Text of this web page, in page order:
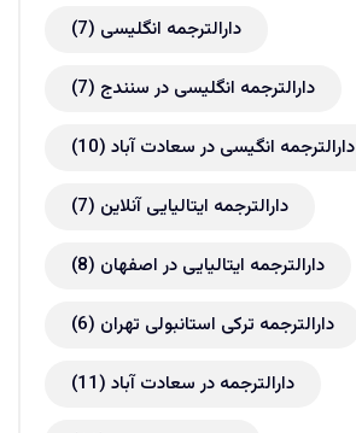
دارالترجمه انگلیسی (7)
دارالترجمه انگلیسی در سنندج (7)
دارالترجمه انگیسی در سعادت آباد (10)
دارالترجمه ایتالیایی آنلاین (7)
دارالترجمه ایتالیایی در اصفهان (8)
دارالترجمه ترکی استانبولی تهران (6)
دارالترجمه در سعادت آباد (11)